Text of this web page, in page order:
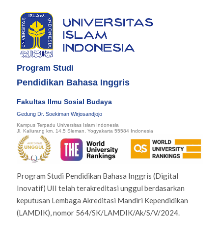
Program Studi
Pendidikan Bahasa Inggris
Fakultas Ilmu Sosial Budaya
Gedung Dr. Soekiman Wirjosandjojo
Kampus Terpadu Universitas Islam Indonesia
Jl. Kaliurang km. 14,5 Sleman, Yogyakarta 55584 Indonesia
Program Studi Pendidikan Bahasa Inggris (Digital
Inovatif) UII telah terakreditasi unggul berdasarkan
keputusan Lembaga Akreditasi Mandiri Kependidikan
(LAMDIK), nomor 564/SK/LAMDIK/Ak/S/V/2024.